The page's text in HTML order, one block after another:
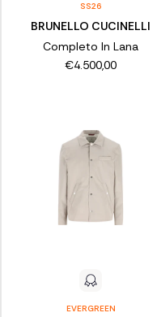
SS26
BRUNELLO CUCINELLI
Completo In Lana
€4.500,00
EVERGREEN